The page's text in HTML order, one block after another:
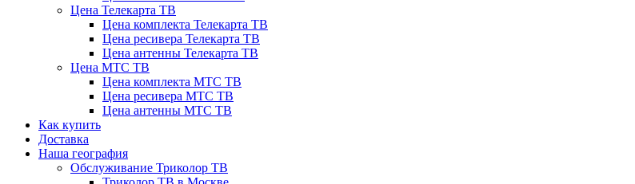
Цена Телекарта ТВ
Цена комплекта Телекарта ТВ
Цена ресивера Телекарта ТВ
Цена антенны Телекарта ТВ
Цена МТС ТВ
Цена комплекта МТС ТВ
Цена ресивера МТС ТВ
Цена антенны МТС ТВ
Как купить
Доставка
Наша география
Обслуживание Триколор ТВ